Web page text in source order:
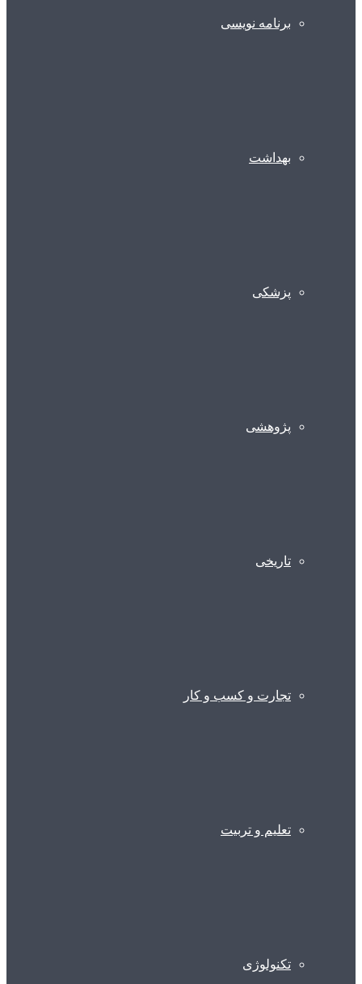
برنامه نویسی
بهداشت
پزشکی
پژوهشی
تاریخی
تجارت و کسب و کار
تعلیم و تربیت
تکنولوژی